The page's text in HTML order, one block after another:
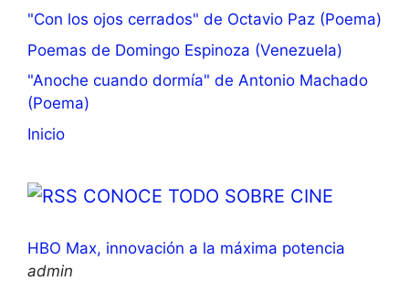
"Con los ojos cerrados" de Octavio Paz (Poema)
Poemas de Domingo Espinoza (Venezuela)
"Anoche cuando dormía" de Antonio Machado
(Poema)
Inicio
CONOCE TODO SOBRE CINE
HBO Max, innovación a la máxima potencia
admin